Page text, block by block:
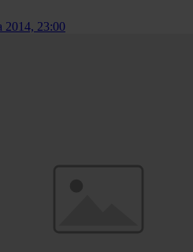
2014, 23:00